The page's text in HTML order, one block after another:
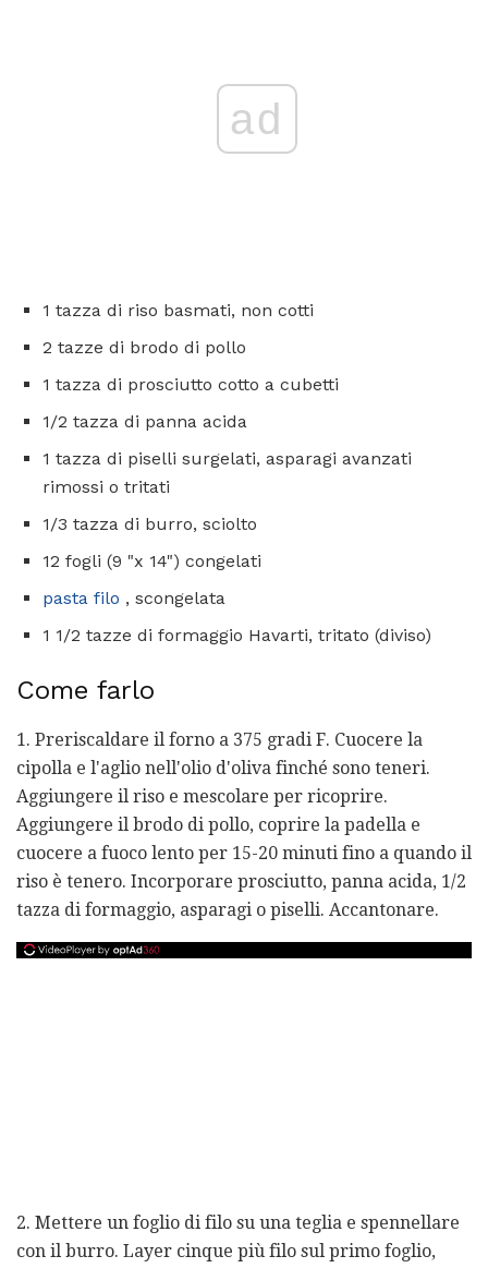
ad
1 tazza di riso basmati, non cotti
2 tazze di brodo di pollo
1 tazza di prosciutto cotto a cubetti
1/2 tazza di panna acida
1 tazza di piselli surgelati, asparagi avanzati
rimossi o tritati
1/3 tazza di burro, sciolto
12 fogli (9 "x 14") congelati
pasta filo , scongelata
1 1/2 tazze di formaggio Havarti, tritato (diviso)
Come farlo
1. Preriscaldare il forno a 375 gradi F. Cuocere la
cipolla e l'aglio nell'olio d'oliva finché sono teneri.
Aggiungere il riso e mescolare per ricoprire.
Aggiungere il brodo di pollo, coprire la padella e
cuocere a fuoco lento per 15-20 minuti fino a quando il
riso è tenero. Incorporare prosciutto, panna acida, 1/2
tazza di formaggio, asparagi o piselli. Accantonare.
2. Mettere un foglio di filo su una teglia e spennellare
con il burro. Layer cinque più filo sul primo foglio,